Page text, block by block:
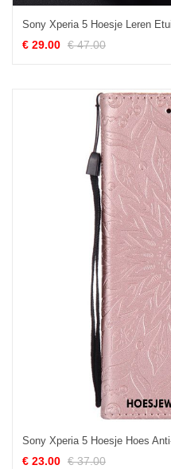
€ 29.00 € 47.00
€ 23.00 € 37.00